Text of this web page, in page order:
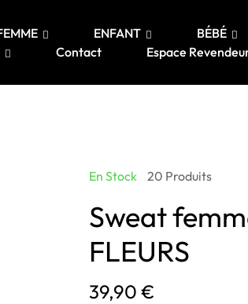
ENFANT
BÉBÉ
Contact Espace
En Stock 20 Produits
Sweat
FLEURS
39,90 €